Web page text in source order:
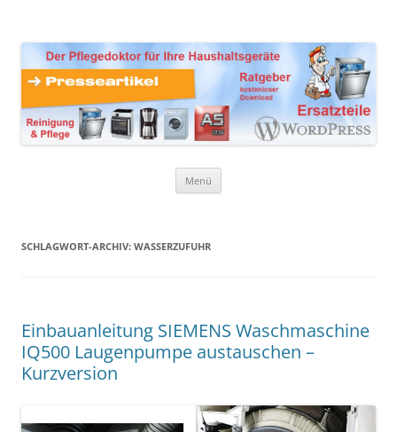
Haushaltsgeräte
Reinigungsprodukte und Pflegemittel
Menü
SCHLAGWORT-ARCHIV: WASSERZUFUHR
Einbauanleitung SIEMENS Waschmaschine
IQ500 Laugenpumpe austauschen –
Kurzversion